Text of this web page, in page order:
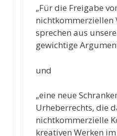
„Für die Freigabe
nichtkommerziellen
sprechen aus
gewichtige
und
„eine neue
Urheberrechts, die
nichtkommerzielle
kreativen Werken